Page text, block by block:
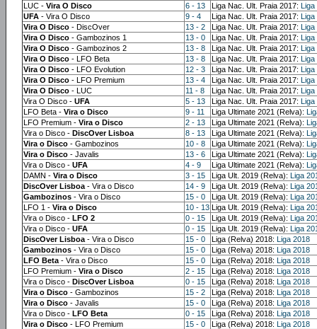
LUC - Vira O Disco 6 - 13 Liga Nac. Ult. Praia 2017: Liga
UFA - Vira O Disco 9 - 4 Liga Nac. Ult. Praia 2017: Liga
Vira O Disco - DiscOver 13 - 2 Liga Nac. Ult. Praia 2017: Liga
Vira O Disco - Gambozinos 1 13 - 0 Liga Nac. Ult. Praia 2017: Liga
Vira O Disco - Gambozinos 2 13 - 8 Liga Nac. Ult. Praia 2017: Liga
Vira O Disco - LFO Beta 13 - 8 Liga Nac. Ult. Praia 2017: Liga
Vira O Disco - LFO Evolution 12 - 3 Liga Nac. Ult. Praia 2017: Liga
Vira O Disco - LFO Premium 13 - 4 Liga Nac. Ult. Praia 2017: Liga
Vira O Disco - LUC 11 - 8 Liga Nac. Ult. Praia 2017: Liga
Vira O Disco - UFA 5 - 13 Liga Nac. Ult. Praia 2017: Liga
LFO Beta - Vira o Disco 9 - 11 Liga Ultimate 2021 (Relva):
LFO Premium - Vira o Disco 2 - 13 Liga Ultimate 2021 (Relva):
Vira o Disco - DiscOver Lisboa 8 - 13 Liga Ultimate 2021 (Relva):
Vira o Disco - Gambozinos 10 - 8 Liga Ultimate 2021 (Relva):
Vira o Disco - Javalis 13 - 6 Liga Ultimate 2021 (Relva):
Vira o Disco - UFA 4 - 9 Liga Ultimate 2021 (Relva):
DAMN - Vira o Disco 3 - 15 Liga Ult. 2019 (Relva): Liga
DiscOver Lisboa - Vira o Disco 14 - 9 Liga Ult. 2019 (Relva): Liga
Gambozinos - Vira o Disco 15 - 0 Liga Ult. 2019 (Relva): Liga
LFO 1 - Vira o Disco 10 - 13 Liga Ult. 2019 (Relva): Liga
Vira o Disco - LFO 2 0 - 15 Liga Ult. 2019 (Relva): Liga
Vira o Disco - UFA 0 - 15 Liga Ult. 2019 (Relva): Liga
DiscOver Lisboa - Vira o Disco 15 - 0 Liga (Relva) 2018: Liga 2018
Gambozinos - Vira o Disco 15 - 0 Liga (Relva) 2018: Liga 2018
LFO Beta - Vira o Disco 15 - 0 Liga (Relva) 2018: Liga 2018
LFO Premium - Vira o Disco 2 - 15 Liga (Relva) 2018: Liga 2018
Vira o Disco - DiscOver Lisboa 0 - 15 Liga (Relva) 2018: Liga 2018
Vira o Disco - Gambozinos 15 - 2 Liga (Relva) 2018: Liga 2018
Vira o Disco - Javalis 15 - 0 Liga (Relva) 2018: Liga 2018
Vira o Disco - LFO Beta 0 - 15 Liga (Relva) 2018: Liga 2018
Vira o Disco - LFO Premium 15 - 0 Liga (Relva) 2018: Liga 2018